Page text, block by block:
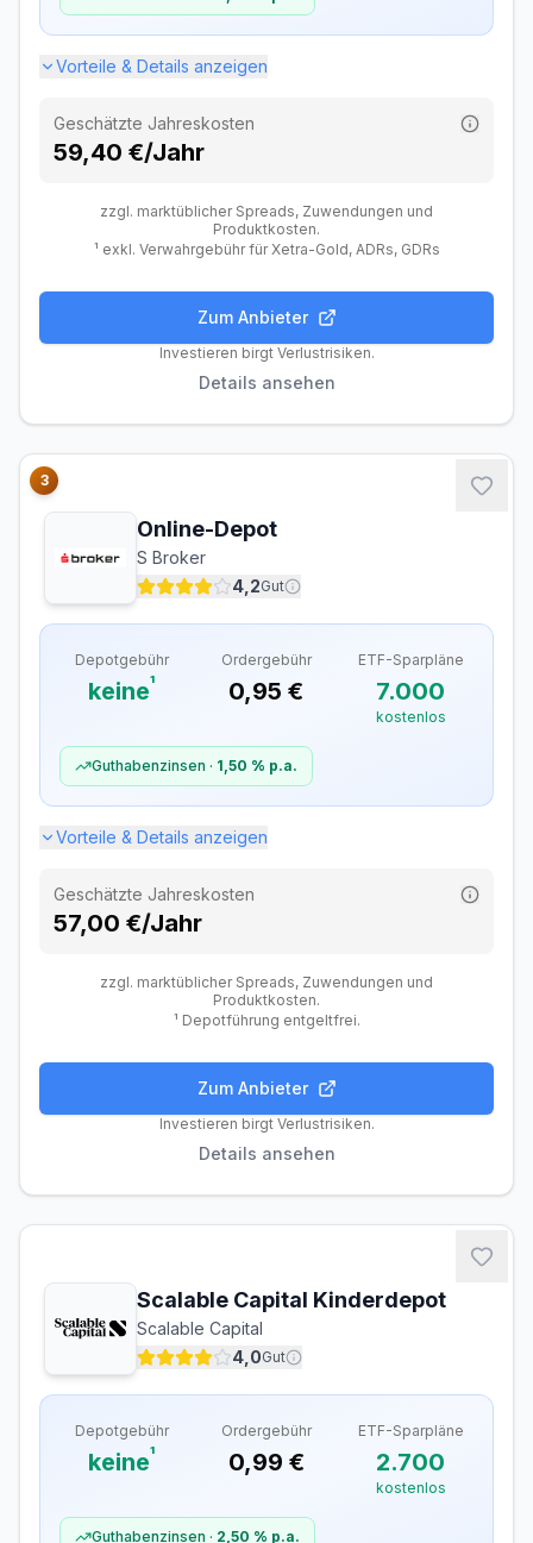
Zusätzliche Gebühren
Fremdwährungsgebühr
Dividendengebühr (Ausland) Kostenlos
Vorteile & Details anzeigen
Geschätzte Jahreskosten
59,40 €/Jahr
zzgl. marktüblicher Spreads, Zuwendungen und
Produktkosten.
¹ exkl. Verwahrgebühr für Xetra-Gold, ADRs, GDRs
Handel Features
Depotführung Kostenlos
Ordergebühren
Inland (Xetra, gettex)
Sparplan-Gebühren
ETF-Sparplan
Kostenlos
Verfügbare ETF-Sparpläne
Davon kostenlos
Zum Anbieter
Investieren birgt Verlustrisiken.
Details ansehen
Online-Depot
S Broker
4,2Gut
3
Depotgebühr
keine¹
Ordergebühr
0,95 €
ETF-Sparpläne
7.000
kostenlos
Guthabenzinsen · 1,50 % p.a.
Vorteile & Details anzeigen
Geschätzte Jahreskosten
57,00 €/Jahr
zzgl. marktüblicher Spreads, Zuwendungen und
Produktkosten.
¹ Depotführung entgeltfrei.
Handel Features
Depotführung Kostenlos
Inland (Xetra, gettex)
0,95 €
Sparplan-Gebühren
ETF-Sparplan
Kostenlos
Verfügbare ETF-Sparpläne
Davon kostenlos
Zum Anbieter
Investieren birgt Verlustrisiken.
Details ansehen
Scalable Capital Kinderdepot
Scalable Capital
4,0Gut
Depotgebühr
keine¹
Ordergebühr
0,99 €
ETF-Sparpläne
2.700
kostenlos
Guthabenzinsen · 2,50 % p.a.